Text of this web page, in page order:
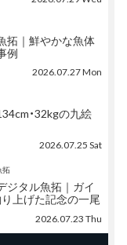
拓｜鮮やかな魚体
例
2026.07.27 Mon
・32kgの九絵
2026.07.25 Sat
拓
ジタル魚拓｜ガイ
上げた記念の一尾
2026.07.23 Thu